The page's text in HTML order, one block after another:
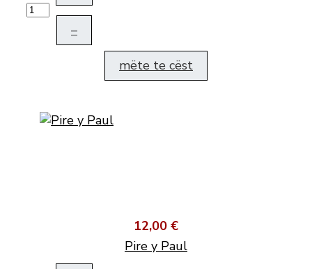
–
mëte te cëst
12,00 €
Pire y Paul